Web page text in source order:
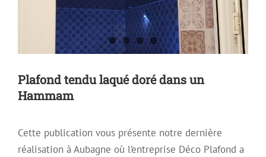
Plafond tendu laqué doré dans un
Hammam
Cette publication vous présente notre dernière
réalisation à Aubagne où l’entreprise Déco Plafond a